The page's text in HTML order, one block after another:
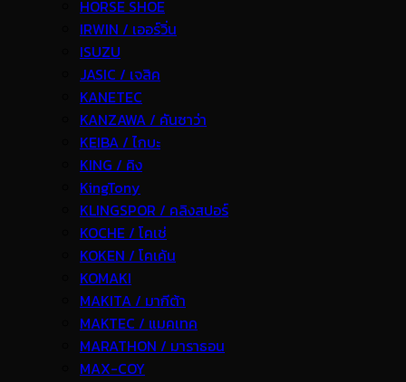
HORSE SHOE
IRWIN / เออร์วิ่น
ISUZU
JASIC / เจสิค
KANETEC
KANZAWA / คันซาว่า
KEIBA / ไกบะ
KING / คิง
KingTony
KLINGSPOR / คลิงสปอร์
KOCHE / โคเช่
KOKEN / โคเค้น
KOMAKI
MAKITA / มากีต้า
MAKTEC / แมคเทค
MARATHON / มาราธอน
MAX-COY